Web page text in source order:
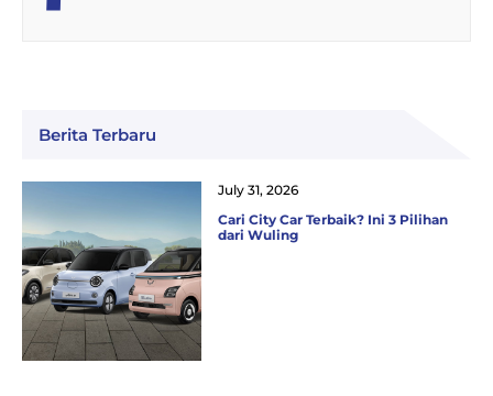
Berita Terbaru
Cari City Car Terbaik? Ini 3 Pilihan
dari Wuling
July 31, 2026